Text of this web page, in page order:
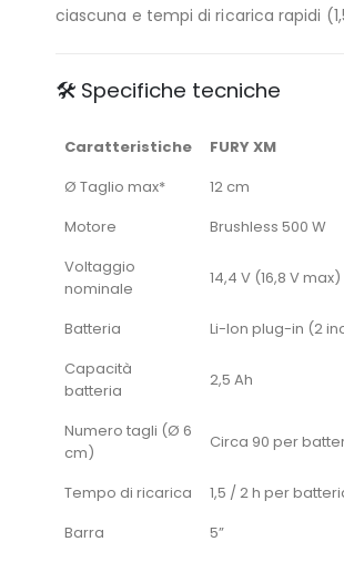
ciascuna e tempi di ricarica rapidi
🛠️ Specifiche tecniche
Caratteristiche
FURY XM
Ø Taglio max*
12 cm
Motore
Brushless 500 W
Voltaggio
nominale
14,4 V (16,8 V max)
Batteria
Li-Ion plug-in (2
Capacità
batteria
2,5 Ah
Numero tagli (Ø 6
cm)
Circa 90 per
Tempo di ricarica
1,5 / 2 h per
Barra
5”